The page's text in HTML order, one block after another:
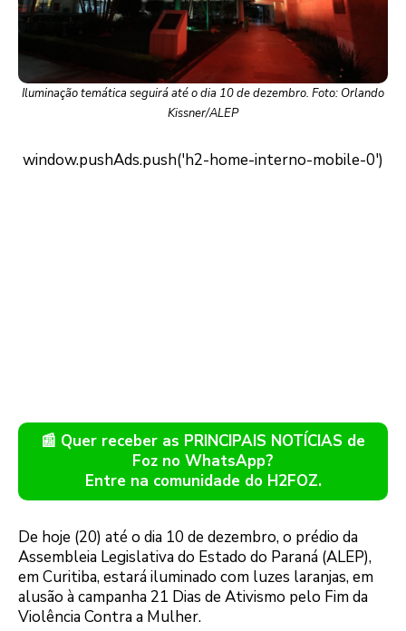
Iluminação temática seguirá até o dia 10 de dezembro. Foto: Orlando
Kissner/ALEP
📰 Quer receber as PRINCIPAIS NOTÍCIAS de
Foz no WhatsApp?
Entre na comunidade do H2FOZ.
De hoje (20) até o dia 10 de dezembro, o prédio da
Assembleia Legislativa do Estado do Paraná (ALEP),
em Curitiba, estará iluminado com luzes laranjas, em
alusão à campanha 21 Dias de Ativismo pelo Fim da
Violência Contra a Mulher.